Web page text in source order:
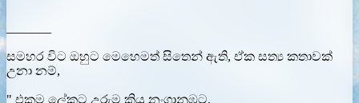
සමහර විට ඔහුට මෙහෙමත් සිතෙන් ඇති, ඒක සත්‍ය කතාවක්
උනා නම්,
" එකම ලේකට උරුම කියූ නංගානුඹට.